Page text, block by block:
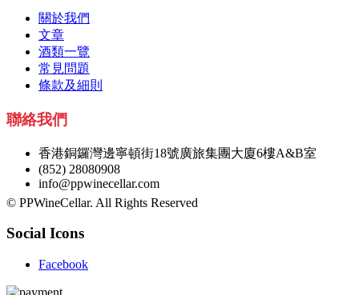
關於我們
文章
酒類一覽
常見問題
條款及細則
聯絡我們
香港銅鑼灣邊寧頓街18號廣旅集團大廈6樓A&B室
(852) 28080908
info@ppwinecellar.com
© PPWineCellar. All Rights Reserved
Social Icons
Facebook